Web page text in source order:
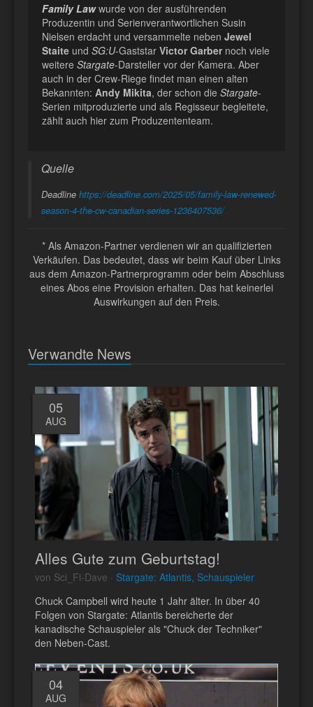
Family Lawwurde von der ausführenden
Produzentin und Serienverantwortlichen Susin
Nielsen erdacht und versammelte neben Jewel
Staite und SG:U-Gaststar Victor Garbernoch viele
weitere Stargate-Darsteller vor der Kamera. Aber
auch in der Crew-Riege findet man einen alten
Bekannten: Andy Mikita, der schon die Stargate-
Serien mitproduzierte und als Regisseur begleitete,
zählt auch hier zum Produzententeam.
Quelle
Deadline https://deadline.com/2025/05/family-law-renewed-
season-4-the-cw-canadian-series-1236407536/
* Als Amazon-Partner verdienen wir an qualifizierten
Verkäufen. Das bedeutet, dass wir beim Kauf über Links
aus dem Amazon-Partnerprogramm oder beim Abschluss
eines Abos eine Provision erhalten. Das hat keinerlei
Auswirkungen auf den Preis.
Verwandte News
05
AUG
Alles Gute zum Geburtstag!
von Sci_Fi-Dave · Stargate: Atlantis, Schauspieler
Chuck Campbell wird heute 1 Jahr älter. In über 40
Folgen von Stargate: Atlantis bereicherte der
kanadische Schauspieler als "Chuck der Techniker"
den Neben-Cast.
04
AUG